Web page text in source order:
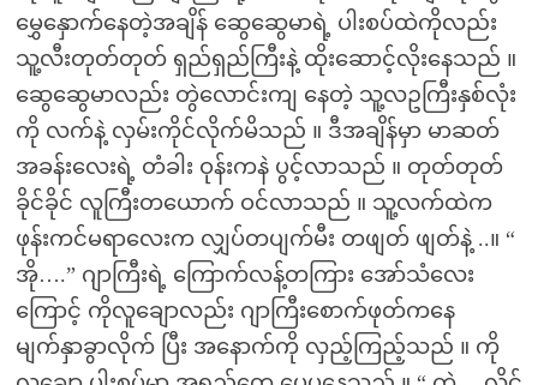
မွှေနှောက်နေတဲ့အချိန် ဆွေဆွေမာရဲ့ ပါးစပ်ထဲကိုလည်း
သူ့လီးတုတ်တုတ် ရှည်ရှည်ကြီးနဲ့ ထိုးဆောင့်လိုးနေသည် ။
ဆွေဆွေမာလည်း တွဲလောင်းကျ နေတဲ့ သူ့လဥကြီးနှစ်လုံး
ကို လက်နဲ့ လှမ်းကိုင်လိုက်မိသည် ။ ဒီအချိန်မှာ မာဆတ်
အခန်းလေးရဲ့ တံခါး ဝုန်းကနဲ ပွင့်လာသည် ။ တုတ်တုတ်
ခိုင်ခိုင် လူကြီးတယောက် ဝင်လာသည် ။ သူ့လက်ထဲက
ဖုန်းကင်မရာလေးက လျှပ်တပျက်မီး တဖျတ် ဖျတ်နဲ့ ..။ “
အို….” ဂျာကြီးရဲ့ ကြောက်လန့်တကြား အော်သံလေး
ကြောင့် ကိုလူချောလည်း ဂျာကြီးစောက်ဖုတ်ကနေ
မျက်နှာခွာလိုက် ပြီး အနောက်ကို လှည့်ကြည့်သည် ။ ကို